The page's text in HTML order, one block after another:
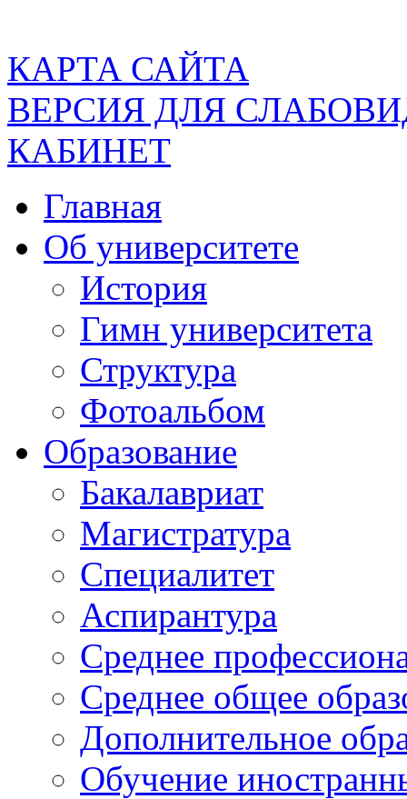
КАРТА САЙТА
ВЕРСИЯ ДЛЯ
КАБИНЕТ
Главная
Об университете
История
Гимн университета
Структура
Фотоальбом
Образование
Бакалавриат
Магистратура
Специалитет
Аспирантура
Среднее
Среднее общее
Дополнительное
Обучение